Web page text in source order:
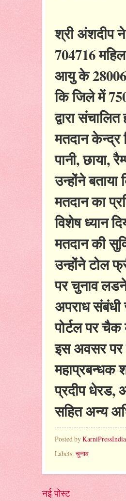
श्री अंशदीप
704716
आयु के 28006
कि जिले में
द्वारा
मतदान केन्द्र
पानी, छाया,
उन्होंने
मतदान का
विशेष ध्यान
मतदान की
उन्होंने टोल
पर चुनाव
अपराध संबंधी
पोर्टल पर
इस अवसर पर
महाप्रबन्धक
प्रदीप धेरड,
सहित अन्य
Posted byKarniPressIndia
Labels: चुनाव
नई पोस्ट